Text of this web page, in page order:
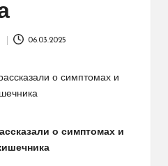
06.03.2025
о симптомах и